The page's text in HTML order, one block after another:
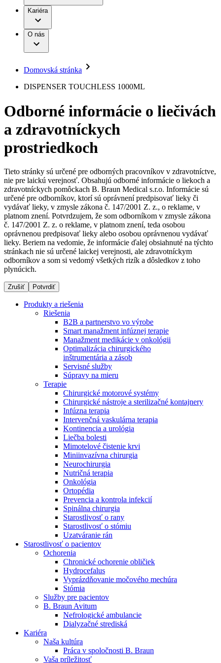
Terapie
Kontinencia a urológia
Liečba bolesti
Miniinvazívna chirurgia
Nutričná terapia
Onkológia
Ortopédia
Prevencia a kontrola infekcií
Spinálna chirurgia
Starostlivosť o rany
Uzatváranie rán
Riešenia
Terapie
Produktový katalóg​
Objavte naše produkty. ​Navštívte produktový katalóg B.
Braun​ s našim kompletným produktovým portfóliom.​
B. Braun Avitum
Ochorenia
Služby pre pacientov
Dialyzačné strediská
B. Braun Avitum poskytuje kvalitnú dialyzačnú starostlivosť
vo všetkých svojich strediskách na Slovensku. Viac
informácií nájdete na stránke jednotlivých stredísk.
Nefrologické ambulancie
V nefrologických ambulanciách prevádzkujeme poradenstvo
a prípravu pacientov k jednotlivým metódam náhrady funkcie
obličiek. Zvoľte si mesto, ktoré potrebujete a navštívte nás.
Práca a kariéra
Naša kultúra
Vaša príležitosť
Nájdite si prácu u nás​
Objavte svoje kariérne príležitosti ​v B. Braun. Vyhľadajte náš
trh práce​ pre zaujímavé pozície na Slovensku.​
Zodpovednosť
Médiá
Tlačové správy
Kontakt
Kontaktný formulár
Spoločnosť
Médiá
Kontakt
Zostaňte v dialógu s B. Braun. Kontaktujte nás.
Kariéra
O nás
Domovská stránka
DISPENSER TOUCHLESS 1000ML
Odborné informácie o liečivách
a zdravotníckych
prostriedkoch
Tieto stránky sú určené pre odborných pracovníkov v zdravotníctve,
nie pre laickú verejnosť. Obsahujú odborné informácie o liekoch a
zdravotníckych pomôckach B. Braun Medical s.r.o. Informácie sú
určené pre odborníkov, ktorí sú oprávnení predpisovať lieky či
vydávať lieky, v zmysle zákona č. 147/2001 Z. z., o reklame, v
platnom znení. Potvrdzujem, že som odborníkom v zmysle zákona
č. 147/2001 Z. z. o reklame, v platnom znení, teda osobou
oprávnenou predpisovať lieky alebo osobou oprávnenou vydávať
lieky. Beriem na vedomie, že informácie ďalej obsiahnuté na týchto
stránkach nie sú určené laickej verejnosti, ale zdravotníckym
odborníkov a som si vedomý všetkých rizík a dôsledkov z toho
plynúcich.
Zrušiť Potvrdiť
Produkty a riešenia
Riešenia
B2B a partnerstvo vo výrobe
Smart manažment infúznej terapie
Manažment medikácie v onkológii
Optimalizácia chirurgického
inštrumentária a zásob
Servisné služby
Súpravy na mieru
Terapie
Chirurgické motorové systémy
Chirurgické nástroje a sterilizačné kontajnery
Infúzna terapia
Intervenčná vaskulárna terapia
Kontinencia a urológia
Liečba bolesti
Mimotelové čistenie krvi
Miniinvazívna chirurgia
Neurochirurgia
Nutričná terapia
Onkológia
Ortopédia
Prevencia a kontrola infekcií
Spinálna chirurgia
Starostlivosť o rany
Starostlivosť o stómiu
Uzatváranie rán
Starostlivosť o pacientov
Ochorenia
Chronické ochorenie obličiek
Hydrocefalus
Vyprázdňovanie močového mechúra
Stómia
Služby pre pacientov
B. Braun Avitum
Nefrologické ambulancie
Dialyzačné strediská
Kariéra
Naša kultúra
Práca v spoločnosti B. Braun
Vaša príležitosť